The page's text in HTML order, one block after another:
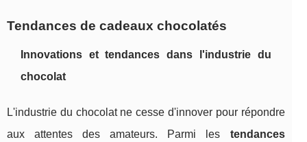
Tendances de cadeaux chocolatés
Innovations et tendances dans l'industrie du
chocolat
L'industrie du chocolat ne cesse d'innover pour répondre
aux attentes des amateurs. Parmi les tendances